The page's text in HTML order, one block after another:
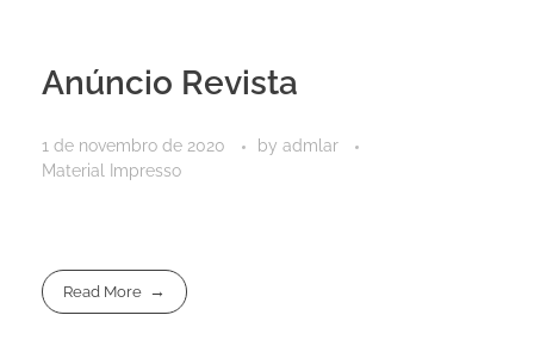
Anúncio Revista
1 de novembro de 2020 by admlar
Material Impresso
Read More